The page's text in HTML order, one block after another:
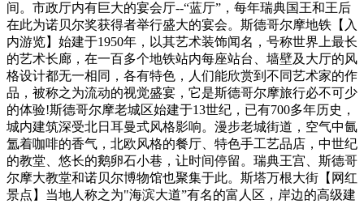
间。市政厅内有巨大的宴会厅--“蓝厅”，每年瑞典国王和王后
在此为诺贝尔奖获得者举行盛大的宴会。斯德哥尔摩地铁【入
内游览】始建于1950年，以其艺术装饰闻名，号称世界上最长
的艺术长廊，在一百多个地铁站内每座站台、墙壁及大厅的风
格设计都无一相同，各有特色，人们能欣赏到不同艺术家的作
品，被称之为流动的视觉盛宴，它是斯德哥尔摩旅行必不可少
的体验!斯德哥尔摩老城区始建于13世纪，已有700多年历史，
城内建筑深受北日耳曼式风格影响。漫步老城街道，空气中氤
氲着咖啡的香气，北欧风格的餐厅、特色手工艺品店，中世纪
的教堂、悠长的鹅卵石小巷，让时间停留。瑞典王宫、斯德哥
尔摩大教堂和诺贝尔博物馆也聚集于此。斯塔万根大街【网红
景点】当地人称之为"海滨大道”有名的富人区，岸边的高级建